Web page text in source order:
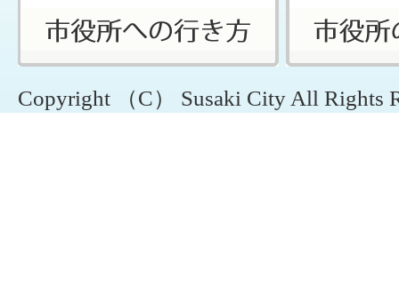
Copyright （C） Susaki City All Rights